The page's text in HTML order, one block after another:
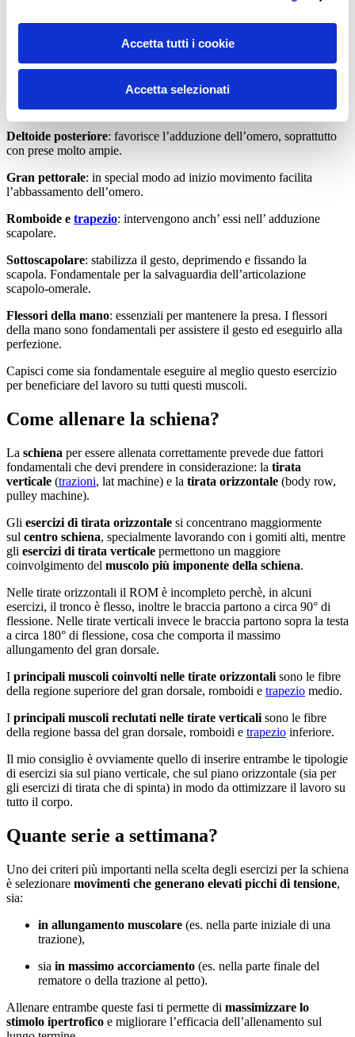
Accetta tutti i cookie
Accetta selezionati
Tricipite brachiale – capo lungo: agisce dal margine ascellare della
scapola, contribuendo a retroporre il braccio avvicinando l’omero
: collaborano sinergicamente nella flessione del gomito
durante avvicinamento del corpo verso la sbarra.
Deltoide posteriore: favorisce l’adduzione dell’omero, soprattutto
con prese molto ampie.
Gran pettorale: in special modo ad inizio movimento facilita
l’abbassamento dell’omero.
Romboide e trapezio: intervengono anch’ essi nell’ adduzione
scapolare.
Sottoscapolare: stabilizza il gesto, deprimendo e fissando la
scapola. Fondamentale per la salvaguardia dell’articolazione
scapolo-omerale.
Flessori della mano: essenziali per mantenere la presa. I flessori
della mano sono fondamentali per assistere il gesto ed eseguirlo alla
perfezione.
Capisci come sia fondamentale eseguire al meglio questo esercizio
per beneficiare del lavoro su tutti questi muscoli.
Come allenare la schiena?
La schiena per essere allenata correttamente prevede due fattori
fondamentali che devi prendere in considerazione: la tirata
verticale (trazioni, lat machine) e la tirata orizzontale (body row,
pulley machine).
Gli esercizi di tirata orizzontale si concentrano maggiormente
sul centro schiena, specialmente lavorando con i gomiti alti, mentre
gli esercizi di tirata verticale permettono un maggiore
coinvolgimento del muscolo più imponente della schiena.
Nelle tirate orizzontali il ROM è incompleto perchè, in alcuni
esercizi, il tronco è flesso, inoltre le braccia partono a circa 90° di
flessione. Nelle tirate verticali invece le braccia partono sopra la testa
a circa 180° di flessione, cosa che comporta il massimo
allungamento del gran dorsale.
I principali muscoli coinvolti nelle tirate orizzontali sono le fibre
della regione superiore del gran dorsale, romboidi e trapezio medio.
I principali muscoli reclutati nelle tirate verticali sono le fibre
della regione bassa del gran dorsale, romboidi e trapezio inferiore.
Il mio consiglio è ovviamente quello di inserire entrambe le tipologie
di esercizi sia sul piano verticale, che sul piano orizzontale (sia per
gli esercizi di tirata che di spinta) in modo da ottimizzare il lavoro su
tutto il corpo.
Quante serie a settimana?
Uno dei criteri più importanti nella scelta degli esercizi per la schiena
è selezionare movimenti che generano elevati picchi di tensione,
sia:
in allungamento muscolare (es. nella parte iniziale di una
trazione),
sia in massimo accorciamento (es. nella parte finale del
rematore o della trazione al petto).
Allenare entrambe queste fasi ti permette di massimizzare lo
stimolo ipertrofico e migliorare l’efficacia dell’allenamento sul